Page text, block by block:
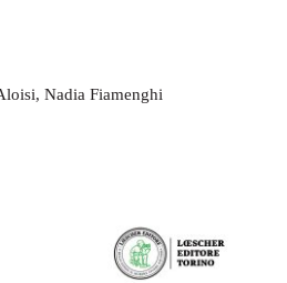
, Nadia Fiamenghi